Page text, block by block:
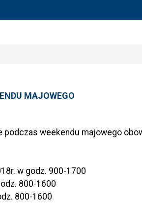
MAJOWEGO
podczas weekendu majowego
w godz. 900-1700
800-1600
800-1600